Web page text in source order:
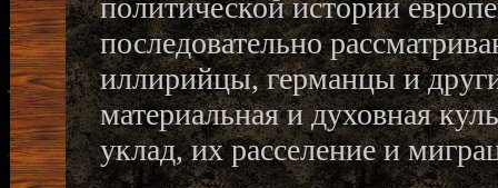
политической истории
последовательно
иллирийцы, германцы и
материальная и духовная
уклад, их расселение и